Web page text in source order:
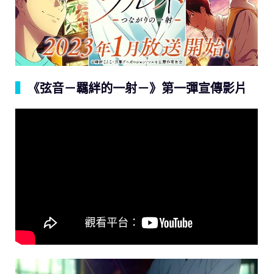
《弦音－羈絆的一射－》第一彈宣傳影片